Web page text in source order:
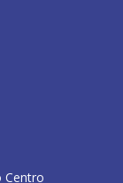
Centro